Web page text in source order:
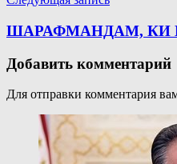
ШАРАФМАНДАМ, КИ
Добавить комментарий
Для отправки комментария